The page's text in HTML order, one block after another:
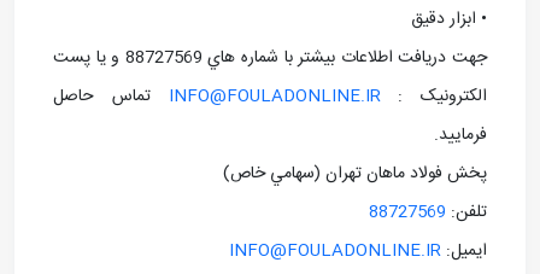
• ابزار دقيق
جهت دريافت اطلاعات بيشتر با شماره هاي 88727569 و يا پست
الکترونيک :INFO@FOULADONLINE.IR تماس حاصل
فرماييد.
پخش فولاد ماهان تهران (سهامي خاص)
تلفن: 88727569
ايميل: INFO@FOULADONLINE.IR